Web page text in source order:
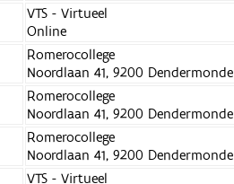
VTS - Virtueel
Online
Romerocollege
Noordlaan 41, 9200 Dendermonde
Romerocollege
Noordlaan 41, 9200 Dendermonde
Romerocollege
Noordlaan 41, 9200 Dendermonde
VTS - Virtueel